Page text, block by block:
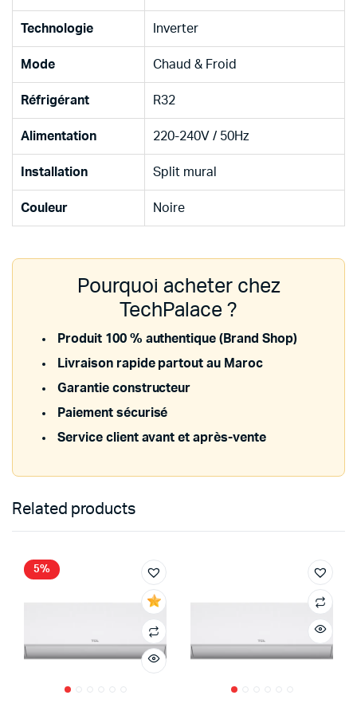
Technologie Inverter
Mode Chaud & Froid
Réfrigérant R32
Alimentation 220-240V / 50Hz
Installation Split mural
Couleur Noire
Pourquoi acheter chez
TechPalace ?
Produit 100 % authentique (Brand Shop)
Livraison rapide partout au Maroc
Garantie constructeur
Paiement sécurisé
Service client avant et après-vente
Related products
5%